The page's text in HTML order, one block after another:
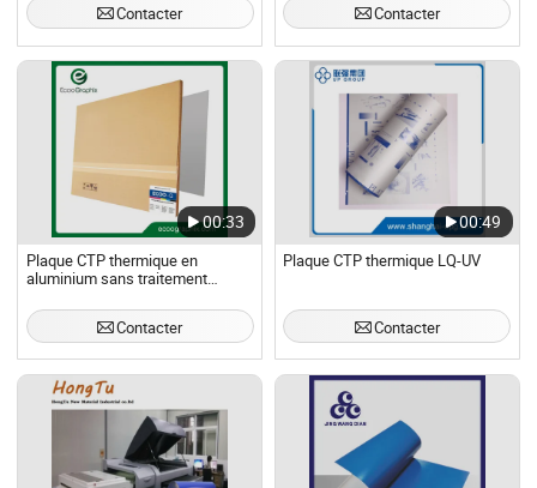
Contacter Contacter
00:33
Plaque CTP thermique en
aluminium sans traitement
Contacter
00:49
Plaque CTP thermique LQ-UV
Contacter